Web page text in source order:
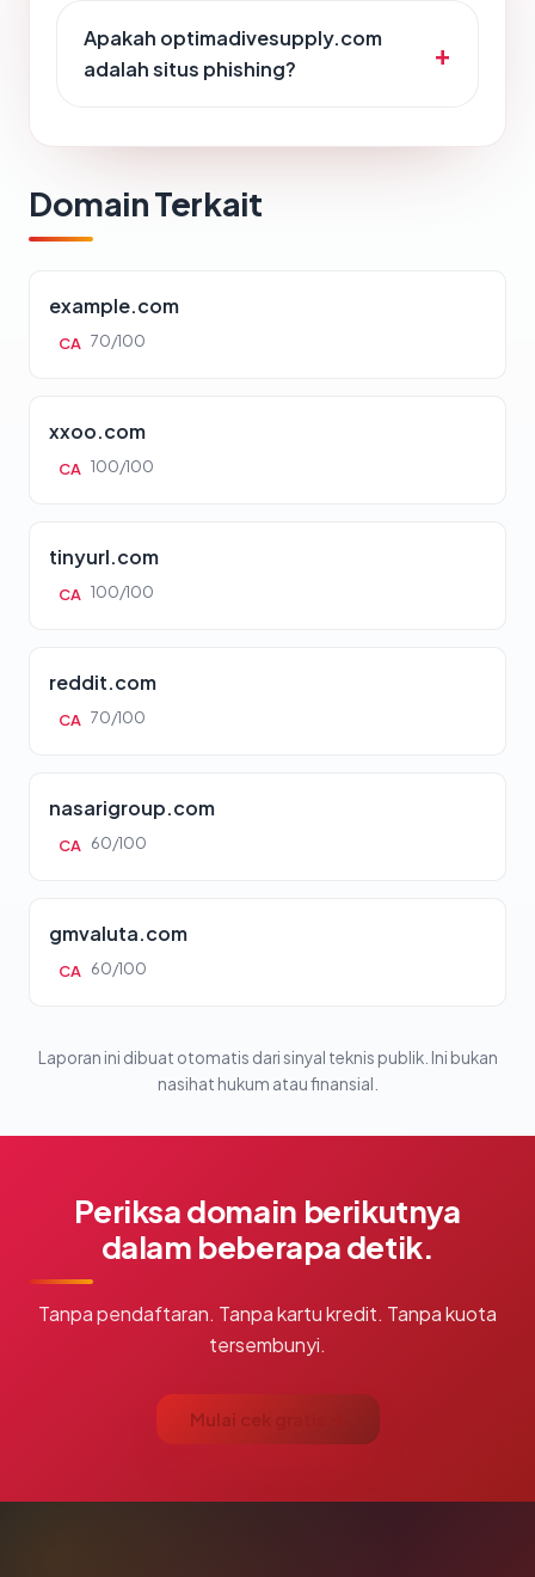
Apakah optimadivesupply.com
adalah situs phishing?
Domain Terkait
example.com
CA 70/100
xxoo.com
CA 100/100
tinyurl.com
CA 100/100
reddit.com
CA 70/100
nasarigroup.com
CA 60/100
gmvaluta.com
CA 60/100
Laporan ini dibuat otomatis dari sinyal teknis publik. Ini bukan
nasihat hukum atau finansial.
Periksa domain berikutnya
dalam beberapa detik.
Tanpa pendaftaran. Tanpa kartu kredit. Tanpa kuota
tersembunyi.
Mulai cek gratis →